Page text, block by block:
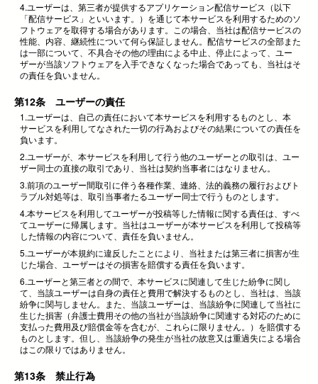
4.ユーザーは、第三者が提供するアプリケーション配信サービス（以下
「配信サービス」といいます。）を通じて本サービスを利用するためのソ
フトウェアを取得する場合があります。この場合、当社は配信サービスの
性能、内容、継続性について何ら保証しません。配信サービスの全部また
は一部について、不具合その他の理由による中止、停止によって、ユー
ザーが当該ソフトウェアを入手できなくなった場合であっても、当社はそ
の責任を負いません。
第12条 ユーザーの責任
1.ユーザーは、自己の責任において本サービスを利用するものとし、本
サービスを利用してなされた一切の行為およびその結果についての責任を
負います。
2.ユーザーが、本サービスを利用して行う他のユーザーとの取引は、ユー
ザー同士の直接の取引であり、当社は契約当事者にはなりません。
3.前項のユーザー間取引に伴う各種作業、連絡、法的義務の履行およびト
ラブル対処等は、取引当事者たるユーザー同士で行うものとします。
4.本サービスを利用してユーザーが投稿等した情報に関する責任は、すべ
てユーザーに帰属します。当社はユーザーが本サービスを利用して投稿等
した情報の内容について、責任を負いません。
5.ユーザーが本規約に違反したことにより、当社または第三者に損害が生
じた場合、ユーザーはその損害を賠償する責任を負います。
6.ユーザーと第三者との間で、本サービスに関連して生じた紛争に関し
て、当該ユーザーは自身の責任と費用で解決するものとし、当社は、当該
紛争に関与しません。また、当該ユーザーは、当該紛争に関連して当社に
生じた損害（弁護士費用その他の当社が当該紛争に関連する対応のために
支払った費用及び賠償金等を含むが、これらに限りません。）を賠償する
ものとします。但し、当該紛争の発生が当社の故意又は重過失による場合
はこの限りではありません。
第13条 禁止行為